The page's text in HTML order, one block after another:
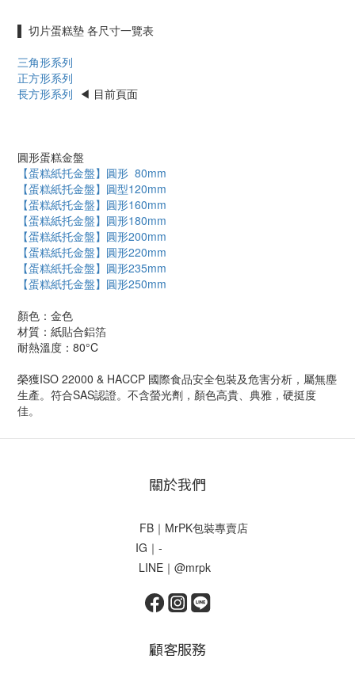
▌ 切片蛋糕墊 各尺寸一覽表
三角形系列
正方形系列
長方形系列 ◀ 目前頁面
圓形蛋糕金盤
【蛋糕紙托金盤】圓形 80mm
【蛋糕紙托金盤】圓型120mm
【蛋糕紙托金盤】圓形160mm
【蛋糕紙托金盤】圓形180mm
【蛋糕紙托金盤】圓形200mm
【蛋糕紙托金盤】圓形220mm
【蛋糕紙托金盤】圓形235mm
【蛋糕紙托金盤】圓形250mm
顏色：金色
材質：紙貼合鋁箔
耐熱溫度：80°C
榮獲ISO 22000 & HACCP 國際食品安全包裝及危害分析，屬無塵
生產。符合SAS認證。不含螢光劑，顏色高貴、典雅，硬挺度
佳。
關於我們
FB｜MrPK包裝專賣店
IG｜-
LINE｜@mrpk
顧客服務